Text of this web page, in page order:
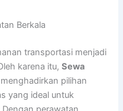
Berkala
transportasi menjadi
karena itu,Sewa
menghadirkan pilihan
yang ideal untuk